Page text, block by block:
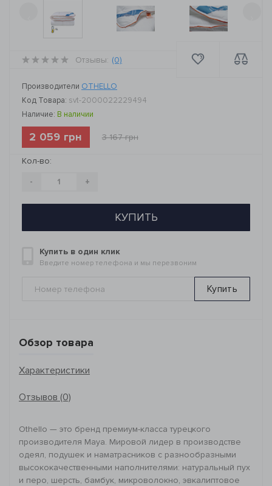
Отзывы: (0)
Производители OTHELLO
Код Товара: svt-2000022229494
Наличие: В наличии
2 059 грн 3 167 грн
Кол-во:
- +
КУПИТЬ
Купить в один клик
Введите номер телефона и мы перезвоним
Купить
Обзор товара
Характеристики
Отзывов (0)
Othello — это бренд премиум-класса турецкого
производителя Maya. Мировой лидер в производстве
одеял, подушек и наматрасников с разнообразными
высококачественными наполнителями: натуральный пух
и перо, шерсть, бамбук, микроволокно, эвкалиптовое